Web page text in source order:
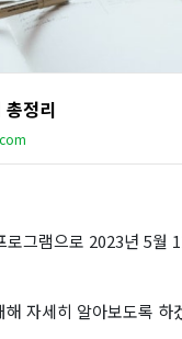
총정리
그램으로 2023년 5월
해 자세히 알아보도록 하